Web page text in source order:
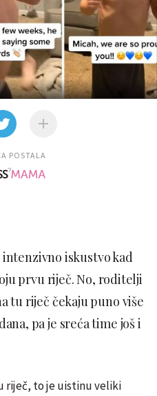
POSTALA
iskustvo kad
prvu riječ. No, roditelji
tu riječ čekaju puno više
pa je sreća time još i
riječ, to je uistinu veliki